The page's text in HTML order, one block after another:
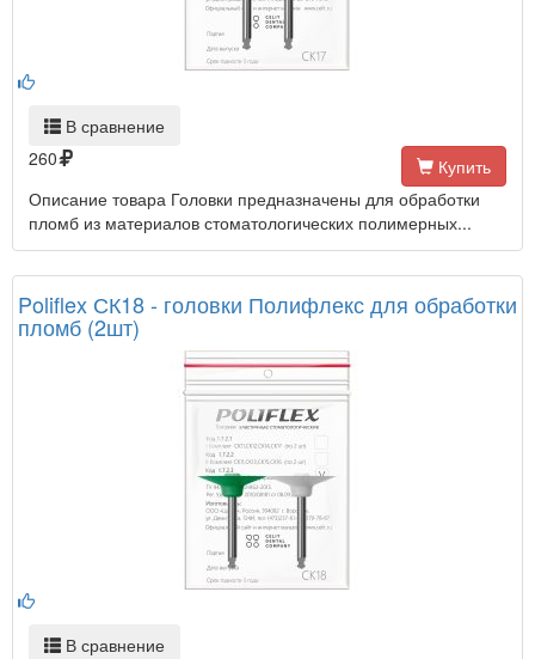
В сравнение
260
Купить
Описание товара Головки предназначены для обработки
пломб из материалов стоматологических полимерных...
Poliflex СК18 - головки Полифлекс для обработки
пломб (2шт)
В сравнение